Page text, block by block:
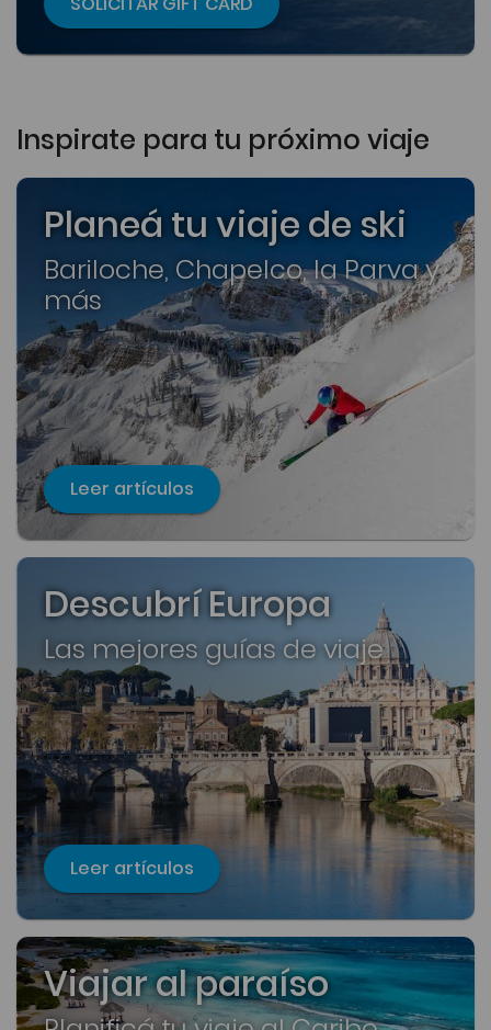
Inspirate para tu próximo viaje
Planeá tu viaje de ski
Bariloche, Chapelco, la Parva y
más
Leer artículos
Descubrí Europa
Las mejores guías de viaje
Leer artículos
Viajar al paraíso